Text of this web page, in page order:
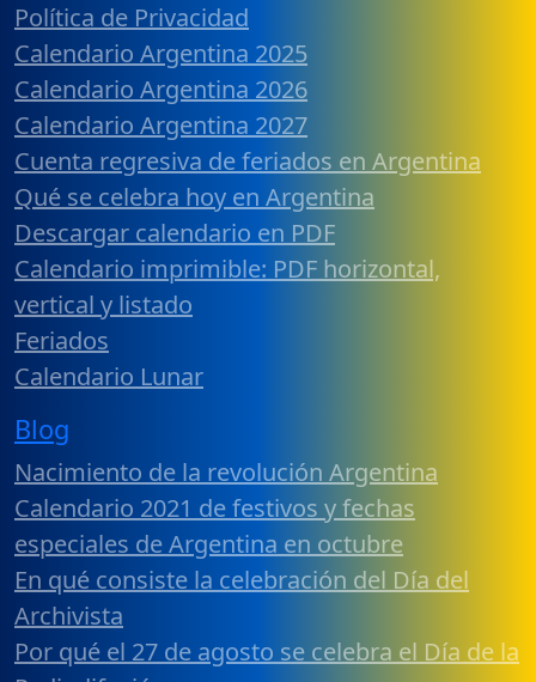
Política de Privacidad
Calendario Argentina 2025
Calendario Argentina 2026
Calendario Argentina 2027
Cuenta regresiva de feriados en Argentina
Qué se celebra hoy en Argentina
Descargar calendario en PDF
Calendario imprimible: PDF horizontal,
vertical y listado
Feriados
Calendario Lunar
Blog
Nacimiento de la revolución Argentina
Calendario 2021 de festivos y fechas
especiales de Argentina en octubre
En qué consiste la celebración del Día del
Archivista
Por qué el 27 de agosto se celebra el Día de la